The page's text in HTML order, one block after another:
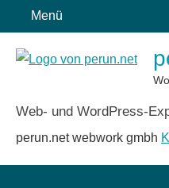
Inhalt
springen
Menü
Web- und WordPress-
perun.net webwork gmbh